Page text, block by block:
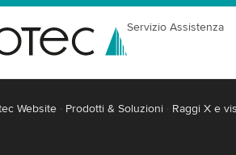
Servizio Assistenza
Website Prodotti & Soluzioni Raggi X e